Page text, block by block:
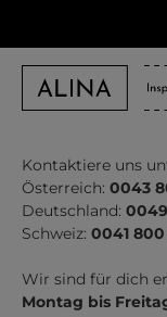
Kontaktiere uns
Österreich: 0043
Deutschland:
Schweiz: 0041
Wir sind für dich
Montag bis